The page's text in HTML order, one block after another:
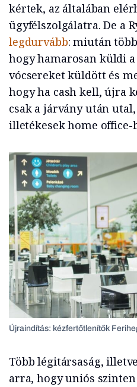
kértek, az általában
ügyfélszolgálatra. De a
legdurvább: miután
hogy hamarosan küldi
vócsereket küldött és
hogy ha cash kell, újra
csak a járvány után
illetékesek home office-
Újraindítás: kézfertőtlenítők
Több légitársaság,
arra, hogy uniós